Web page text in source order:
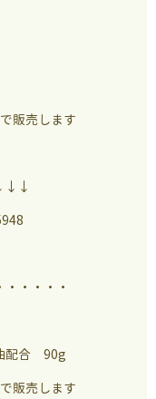
販売します
・・・・
配合 90g
販売します